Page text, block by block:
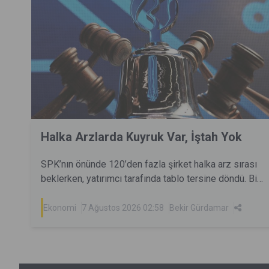
Halka Arzlarda Kuyruk Var, İştah Yok
SPK’nın önünde 120’den fazla şirket halka arz sırası
beklerken, yatırımcı tarafında tablo tersine döndü. Bir
halka arzlar artık eskisi kadar kolay talep toplamıyor.
Ekonomi 7 Ağustos 2026 02:58 Bekir Gürdamar